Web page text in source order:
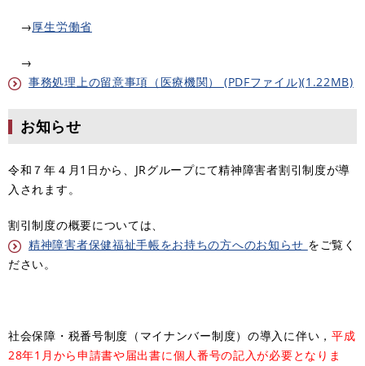
→厚生労働省
→
事務処理上の留意事項（医療機関） (PDFファイル)(1.22MB)
お知らせ
令和７年４月1日から、JRグループにて精神障害者割引制度が導
入されます。
割引制度の概要については、
精神障害者保健福祉手帳をお持ちの方へのお知らせ をご覧く
ださい。
社会保障・税番号制度（マイナンバー制度）の導入に伴い， 平成
28年1月から申請書や届出書に個人番号の記入が必要となりま